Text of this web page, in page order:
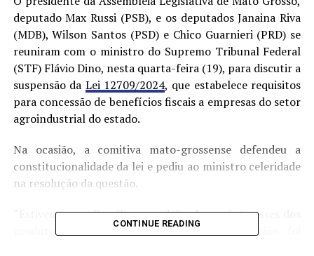
deputado Max Russi (PSB), e os deputados Janaina Riva
(MDB), Wilson Santos (PSD) e Chico Guarnieri (PRD) se
reuniram com o ministro do Supremo Tribunal Federal
(STF) Flávio Dino, nesta quarta-feira (19), para discutir a
suspensão da Lei 12709/2024, que estabelece requisitos
para concessão de benefícios fiscais a empresas do setor
agroindustrial do estado.
Na ocasião, a comitiva mato-grossense defendeu a
constitucionalidade da lei e pediu ao ministro celeridade
na resolução da questão.
“Estivemos em Brasília para defender os interesses dos
produtores rurais do nosso estado. A reunião foi
CONTINUE READING